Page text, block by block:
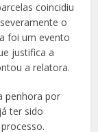
coincidiu
o
foi um evento
justifica a
a relatora.
penhora por
ter sido